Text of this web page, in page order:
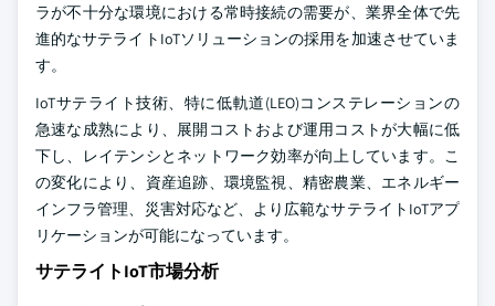
ラが不十分な環境における常時接続の需要が、業界全体で先
進的なサテライトIoTソリューションの採用を加速させていま
す。
IoTサテライト技術、特に低軌道(LEO)コンステレーションの
急速な成熟により、展開コストおよび運用コストが大幅に低
下し、レイテンシとネットワーク効率が向上しています。こ
の変化により、資産追跡、環境監視、精密農業、エネルギー
インフラ管理、災害対応など、より広範なサテライトIoTアプ
リケーションが可能になっています。
サテライトIoT市場分析